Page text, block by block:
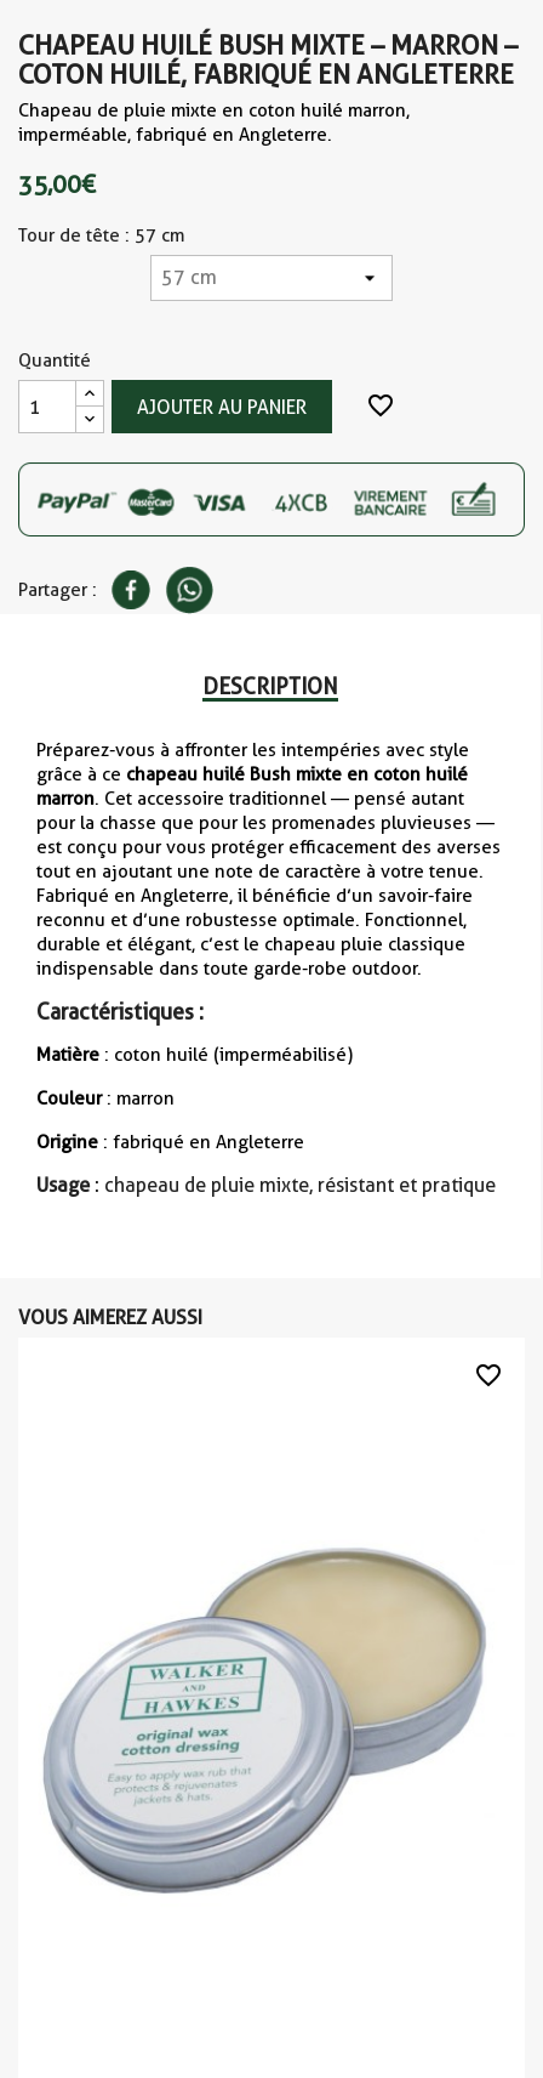
CHAPEAU HUILÉ BUSH MIXTE – MARRON –
COTON HUILÉ, FABRIQUÉ EN ANGLETERRE
Chapeau de pluie mixte en coton huilé marron,
imperméable, fabriqué en Angleterre.
35,00 €
Tour de tête : 57 cm
Quantité
AJOUTER AU PANIER favorite_border
Partager :
DESCRIPTION
Préparez-vous à affronter les intempéries avec style
grâce à ce chapeau huilé Bush mixte en coton huilé
marron. Cet accessoire traditionnel — pensé autant
pour la chasse que pour les promenades pluvieuses —
est conçu pour vous protéger efficacement des averses
tout en ajoutant une note de caractère à votre tenue.
Fabriqué en Angleterre, il bénéficie d’un savoir-faire
reconnu et d’une robustesse optimale. Fonctionnel,
durable et élégant, c’est le chapeau pluie classique
indispensable dans toute garde-robe outdoor.
Caractéristiques :
Matière : coton huilé (imperméabilisé)
Couleur: marron
Origine : fabriqué en Angleterre
Usage: chapeau de pluie mixte, résistant et pratique
VOUS AIMEREZ AUSSI
favorite_border